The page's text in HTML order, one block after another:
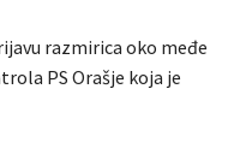
razmirica oko međe
PS Orašje koja je